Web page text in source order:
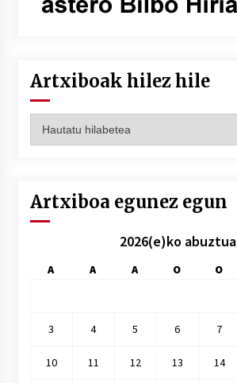
Artxiboak hilez hile
hilez
Artxiboa egunez egun
2026(e)ko abuztua
A A A O O
3 4 5 6 7
10 11 12 13 14